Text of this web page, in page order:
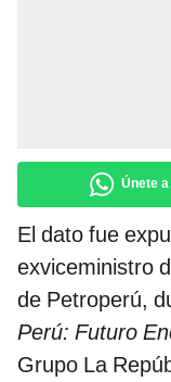
Únete
El dato fue
exviceministro
de Petroperú,
Perú: Futuro
Grupo La